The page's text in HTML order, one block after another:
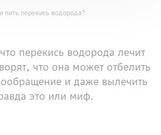
пить перекись водорода?
перекись водорода лечит
что она может отбелить
и даже вылечить
это или миф.